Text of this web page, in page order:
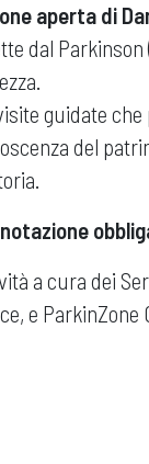
aperta di
dal
guidate che
del
a cura dei
e ParkinZone